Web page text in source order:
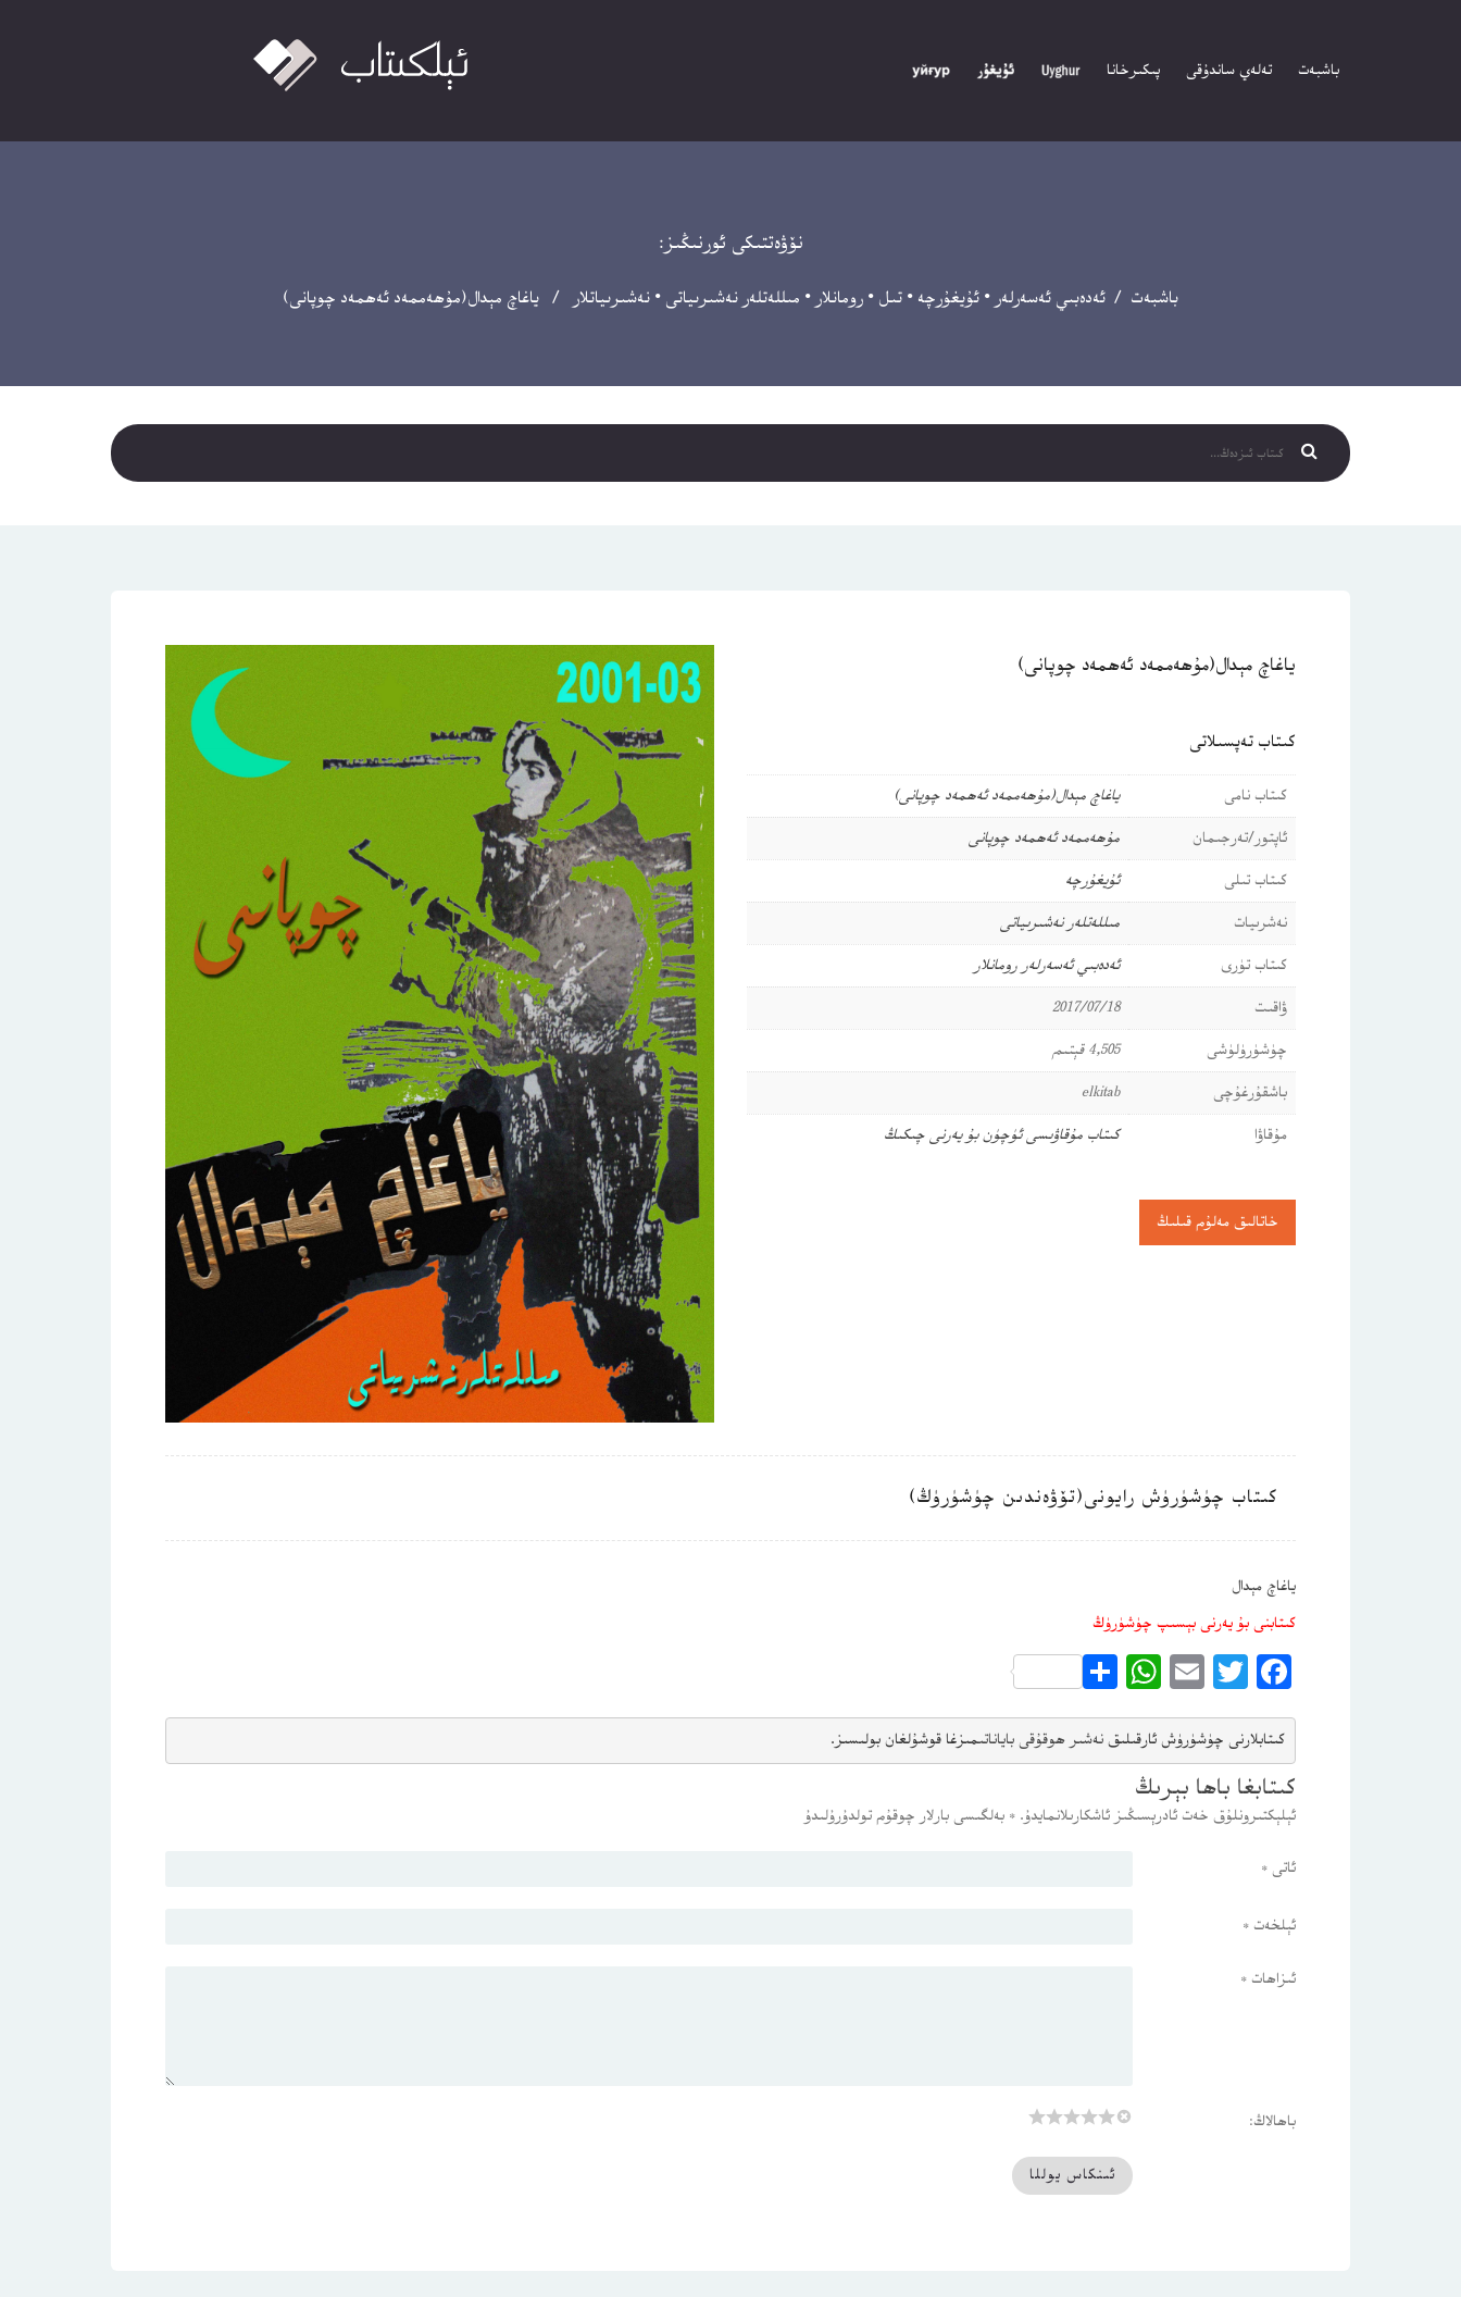
باشبەت تەلەي ساندۇقى پىكىرخانا
نۆۋەتتىكى ئورنىڭىز:
باشبەت / ئەدەبىي ئەسەرلەر • ئۇيغۇرچە • تىل • رومانلار • مىللەتلەر نەشىرىياتى • نەشىرىياتلار / ياغاچ مېدال(مۇھەممەد ئەھمەد چوپانى)
ياغاچ مېدال(مۇھەممەد ئەھمەد چوپانى)
كىتاب تەپسىلاتى
كىتاب نامى
ياغاچ مېدال(مۇھەممەد ئەھمەد چوپانى)
ئاپتور/تەرجىمان
مۇھەممەد ئەھمەد چوپانى
كىتاب تىلى
ئۇيغۇرچە
نەشرىيات
مىللەتلەر نەشىرىياتى
كىتاب تۈرى
ئەدەبىي ئەسەرلەر رومانلار
ۋاقىت
2017/07/18
چۈشۈرۈلۈشى
4,505 قېتىم
باشقۇرغۇچى
elkitab
مۇقاۋا
كىتاب مۇقاۋىسى ئۈچۈن بۇ يەرنى چىكىڭ
خاتالىق مەلۇم قىلىڭ
كىتاب چۈشۈرۈش رايونى(تۆۋەندىن چۈشۈرۈڭ)
ياغاچ مېدال
كىتابنى بۇ يەرنى بېسىپ چۈشۈرۈڭ
Facebook
Twitter
Email
WhatsApp
Share
كىتابلارنى چۈشۈرۈش ئارقىلىق نەشىر ھوقۇقى باياناتىمىزغا قوشۇلغان بولىسىز.
كىتابغا باھا بېرىڭ
ئېلېكتىرونلۇق خەت ئادرېسىڭىز ئاشكارىلانمايدۇ. * بەلگىسى بارلار چوقۇم تولدۇرۇلىدۇ
ئاتى *
ئېلخەت *
ئىزاھات *
باھالاڭ: